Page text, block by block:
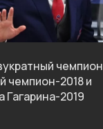
чемпион
чемпион-2018 и
Гагарина-2019